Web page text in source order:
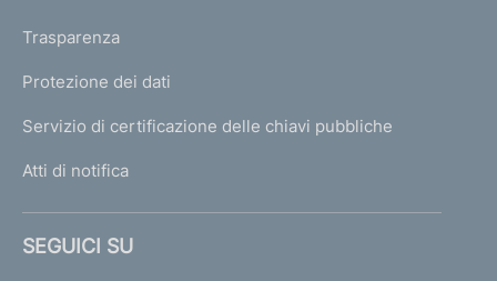
Trasparenza
Protezione dei dati
Servizio di certificazione delle chiavi pubbliche
Atti di notifica
SEGUICI SU